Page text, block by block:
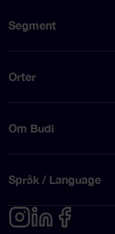
Segment
Orter
Om Budi
Språk / Language